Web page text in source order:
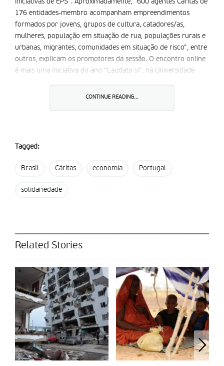
iniciativas de EPS”. Aproximadamente, “600 agentes Cáritas de
176 entidades-membro acompanham empreendimentos
formados por jovens, grupos de cultura, catadores/as,
mulheres, população em situação de rua, populações rurais e
urbanas, migrantes, comunidades em situação de risco”, entre
outros, explicam os promotores da sessão. O encontro online
é mais uma iniciativa do ano “Laudato si”, na Universidade
inscrição online
CONTINUE READING...
Tagged:
Brasil Cáritas economia Portugal
solidariedade
Related Stories